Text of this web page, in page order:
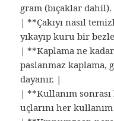
gram (bıçaklar dahil).
| **Çakıyı nasıl
yıkayıp kuru bir
| **Kaplama ne
paslanmaz kaplama,
dayanır. |
| **Kullanım
uçlarını her